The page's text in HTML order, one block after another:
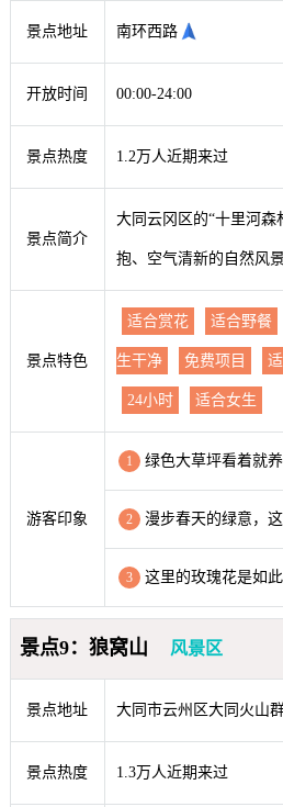
景点地址 南环西路
开放时间 00:00-24:00
景点热度 1.2万人近期来过
景点简介
大同云冈区的“十里河森
抱、空气清新的自然风景
景点特色
适合赏花 适合野餐
生干净 免费项目
24小时 适合女生
游客印象
1 绿色大草坪看着就
2 漫步春天的绿意，
3 这里的玫瑰花是如
景点9：狼窝山 风景区
景点地址 大同市云州区大同火山
景点热度 1.3万人近期来过